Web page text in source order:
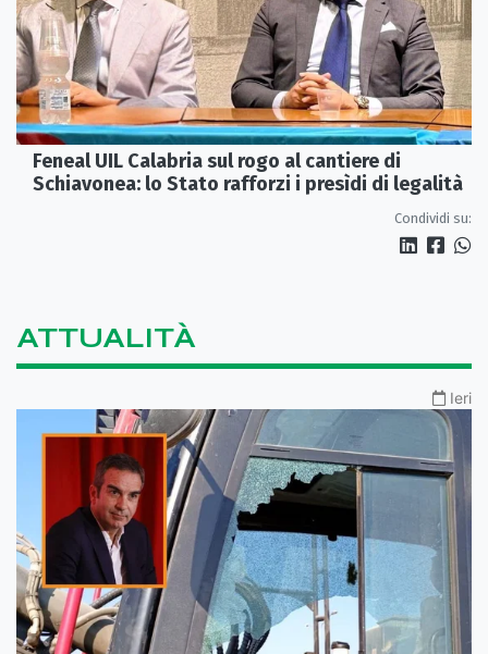
Feneal UIL Calabria sul rogo al cantiere di
Schiavonea: lo Stato rafforzi i presìdi di legalità
Condividi su:
ATTUALITÀ
Ieri